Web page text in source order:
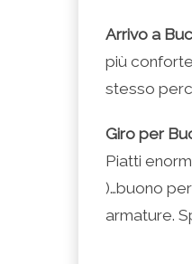
Arrivo a
più
stesso
Giro per
Piatti
)…buono
armature.